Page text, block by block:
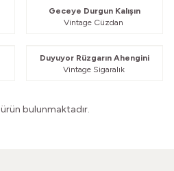
Geceye Durgun Kalışın
Vintage Cüzdan
Duyuyor Rüzgarın Ahengini
Vintage Sigaralık
ürün bulunmaktadır.